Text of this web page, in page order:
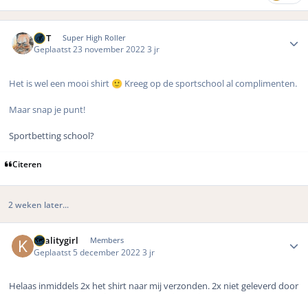
MrT Super High Roller
Geplaatst23 november 20223 jr
Het is wel een mooi shirt 🙂 Kreeg op de sportschool al complimenten.
Maar snap je punt!
Sportbetting school?
Citeren
2 weken later...
Koalitygirl Members
Geplaatst 5 december 2022 3 jr
Helaas inmiddels 2x het shirt naar mij verzonden. 2x niet geleverd door